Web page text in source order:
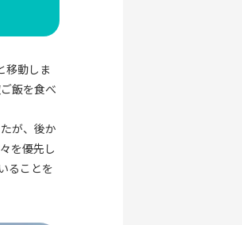
移動しま
飯を食べ
が、後か
を優先し
ることを